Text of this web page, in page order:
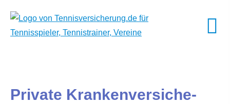
Private Kranken­ver­si­che­